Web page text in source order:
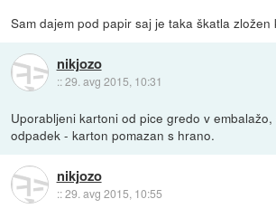
Sam dajem pod papir saj je taka škatla zložen
nikjozo
::29. avg 2015, 10:31
Uporabljeni kartoni od pice gredo v
odpadek - karton pomazan s hrano.
nikjozo
::29. avg 2015, 10:55